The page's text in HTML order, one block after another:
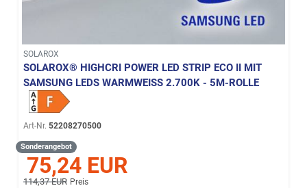
SOLAROX
SOLAROX® HIGHCRI POWER LED STRIP ECO II MIT
SAMSUNG LEDS WARMWEISS 2.700K - 5M-ROLLE
Art-Nr. 52208270500
Sonderangebot
75,24 EUR
114,37 EUR Preis